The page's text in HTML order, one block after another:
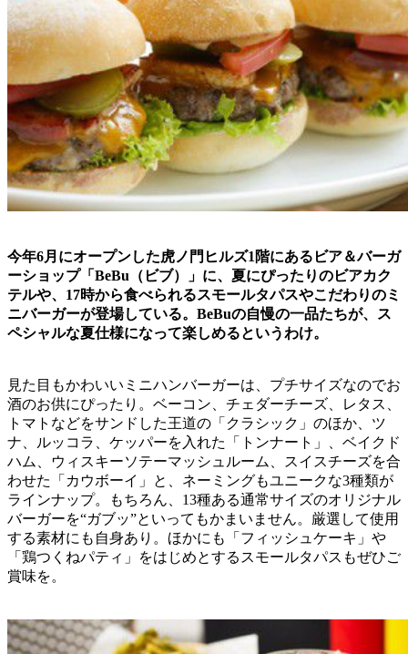
今年6月にオープンした虎ノ門ヒルズ1階にあるビア＆バーガ
ーショップ「BeBu（ビブ）」に、夏にぴったりのビアカク
テルや、17時から食べられるスモールタパスやこだわりのミ
ニバーガーが登場している。BeBuの自慢の一品たちが、ス
ペシャルな夏仕様になって楽しめるというわけ。
見た目もかわいいミニハンバーガーは、プチサイズなのでお
酒のお供にぴったり。ベーコン、チェダーチーズ、レタス、
トマトなどをサンドした王道の「クラシック」のほか、ツ
ナ、ルッコラ、ケッパーを入れた「トンナート」、ベイクド
ハム、ウィスキーソテーマッシュルーム、スイスチーズを合
わせた「カウボーイ」と、ネーミングもユニークな3種類が
ラインナップ。もちろん、13種ある通常サイズのオリジナル
バーガーを“ガブッ”といってもかまいません。厳選して使用
する素材にも自身あり。ほかにも「フィッシュケーキ」や
「鶏つくねパティ」をはじめとするスモールタパスもぜひご
賞味を。